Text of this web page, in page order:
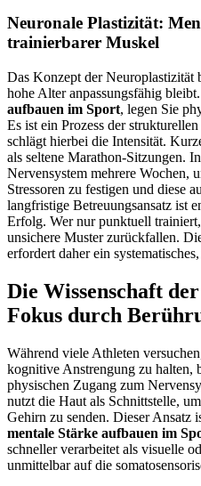
Neuronale Plastizität:
trainierbarer Muskel
Das Konzept der Neuroplastizität
hohe Alter anpassungsfähig
aufbauen im Sport, legen Sie
Es ist ein Prozess der
schlägt hierbei die Intensität.
als seltene Marathon-Sitzungen.
Nervensystem mehrere Wochen,
Stressoren zu festigen und diese
langfristige Betreuungsansatz ist
Erfolg. Wer nur punktuell
unsichere Muster zurückfallen.
erfordert daher ein
Die Wissenschaft
Fokus durch
Während viele Athleten
kognitive Anstrengung zu halten,
physischen Zugang zum
nutzt die Haut als Schnittstelle,
Gehirn zu senden. Dieser Ansatz
mentale Stärke aufbauen im
schneller verarbeitet als visuelle
unmittelbar auf die